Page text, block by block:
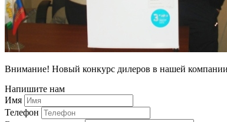
Внимание! Новый конкурс дилеров в нашей компании
Напишите нам
Имя
Телефон